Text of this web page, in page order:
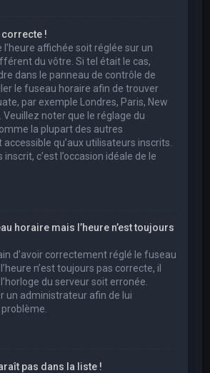
correcte !
l’heure affichée soit réglée sur un
du vôtre. Si tel était le cas,
dans le panneau de contrôle de
le fuseau horaire afin de trouver
par exemple Londres, Paris, New
Veuillez noter que le réglage du
la plupart des autres
accessible qu’aux utilisateurs inscrits.
inscrit, c’est l’occasion idéale de le
horaire mais l’heure n’est toujours
d’avoir correctement réglé le fuseau
n’est toujours pas correcte, il
du serveur soit erronée.
un administrateur afin de lui
pas dans la liste !